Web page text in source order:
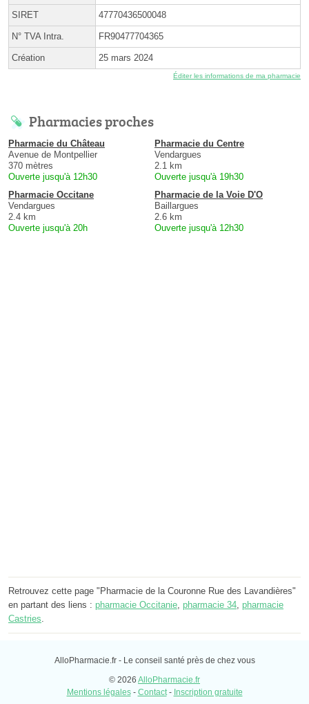
SIRET 47770436500048
N° TVA Intra. FR90477704365
Création 25 mars 2024
Éditer les informations de ma pharmacie
Pharmacies proches
Pharmacie du Château
Avenue de Montpellier
370 mètres
Ouverte jusqu'à 12h30
Pharmacie du Centre
Vendargues
2.1 km
Ouverte jusqu'à 19h30
Pharmacie Occitane
Vendargues
2.4 km
Ouverte jusqu'à 20h
Pharmacie de la Voie D'O
Baillargues
2.6 km
Ouverte jusqu'à 12h30
Retrouvez cette page "Pharmacie de la Couronne Rue des Lavandières"
en partant des liens : pharmacie Occitanie, pharmacie 34, pharmacie
Castries.
AlloPharmacie.fr - Le conseil santé près de chez vous
© 2026 AlloPharmacie.fr
Mentions légales- Contact- Inscription gratuite